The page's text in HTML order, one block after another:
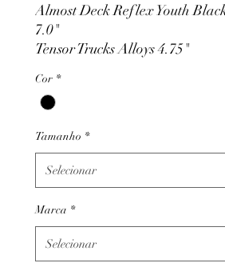
Almost Deck Reflex Youth
7.0"
Tensor Trucks Alloys 4.75"
Abec5 Bearings
Cor *
Tamanho *
Selecionar
Marca *
Selecionar